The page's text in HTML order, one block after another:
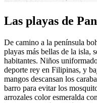
Las playas de
De camino a la península
playas más bellas de la isla,
habitantes. Niños
deporte rey en Filipinas, y
mangos descansan los
barro para evitar los
arrozales color esmeralda